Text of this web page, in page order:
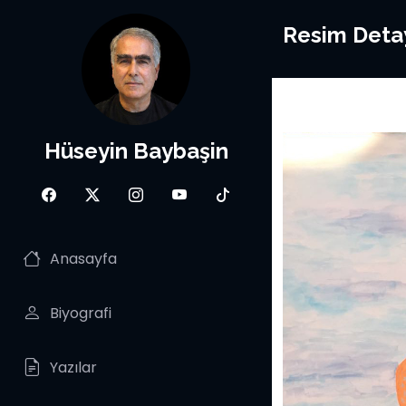
Hüseyin Baybaşin
Anasayfa
Biyografi
Yazılar
Resim